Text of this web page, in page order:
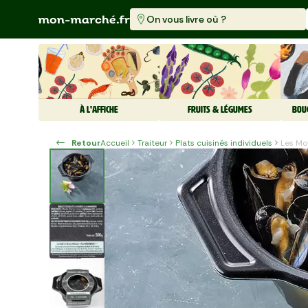
On vous livre où ?
À L'AFFICHE FRUITS & LÉGUMES
RetourAccueil Traiteur Plats cuisinés individuels Les